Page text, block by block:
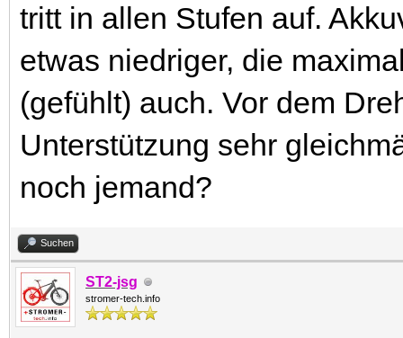
tritt in allen Stufen auf.
etwas niedriger, die
(gefühlt) auch. Vor dem
Unterstützung sehr
noch jemand?
Suchen
ST2-jsg
stromer-tech.info